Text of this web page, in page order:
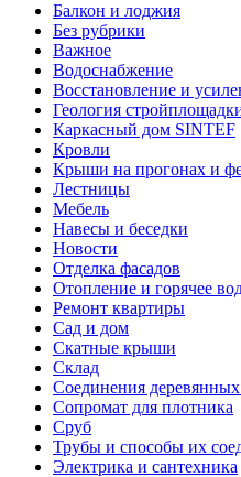
Балкон и лоджия
Без рубрики
Важное
Водоснабжение
Восстановление и
Геология
Каркасный дом SINTEF
Кровли
Крыши на прогонах и
Лестницы
Мебель
Навесы и беседки
Новости
Отделка фасадов
Отопление и горячее
Ремонт квартиры
Сад и дом
Скатные крыши
Склад
Соединения
Сопромат для плотника
Сруб
Трубы и способы их
Электрика и сантехника